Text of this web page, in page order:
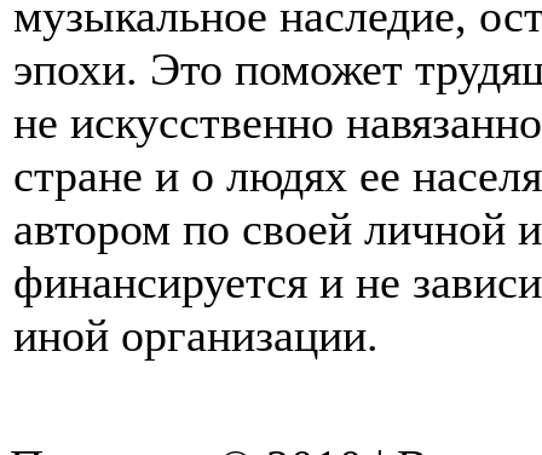
музыкальное наследие,
эпохи. Это поможет
не искусственно
стране и о людях ее
автором по своей личной
финансируется и не
иной организации.